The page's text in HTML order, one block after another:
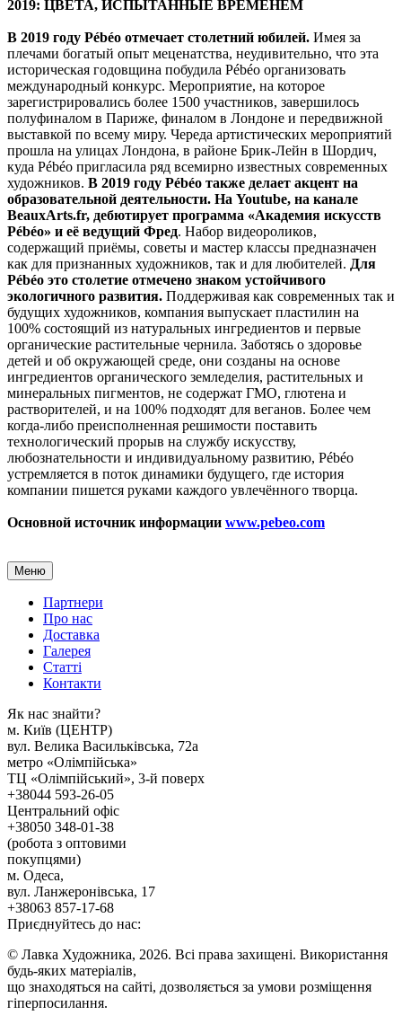
2019: ЦВЕТА, ИСПЫТАННЫЕ ВРЕМЕНЕМ
В 2019 году Pébéo отмечает столетний юбилей. Имея за
плечами богатый опыт меценатства, неудивительно, что эта
историческая годовщина побудила Pébéo организовать
международный конкурс. Мероприятие, на которое
зарегистрировались более 1500 участников, завершилось
полуфиналом в Париже, финалом в Лондоне и передвижной
выставкой по всему миру. Череда артистических мероприятий
прошла на улицах Лондона, в районе Брик-Лейн в Шордич,
куда Pébéo пригласила ряд всемирно известных современных
художников. В 2019 году Pébéo также делает акцент на
образовательной деятельности. На Youtube, на канале
BeauxArts.fr, дебютирует программа «Академия искусств
Pébéo» и её ведущий Фред. Набор видеороликов,
содержащий приёмы, советы и мастер классы предназначен
как для признанных художников, так и для любителей. Для
Pébéo это столетие отмечено знаком устойчивого
экологичного развития. Поддерживая как современных так и
будущих художников, компания выпускает пластилин на
100% состоящий из натуральных ингредиентов и первые
органические растительные чернила. Заботясь о здоровье
детей и об окружающей среде, они созданы на основе
ингредиентов органического земледелия, растительных и
минеральных пигментов, не содержат ГМО, глютена и
растворителей, и на 100% подходят для веганов. Более чем
когда-либо преисполненная решимости поставить
технологический прорыв на службу искусству,
любознательности и индивидуальному развитию, Pébéo
устремляется в поток динамики будущего, где история
компании пишется руками каждого увлечённого творца.
Основной источник информации www.pebeo.com
Меню
Партнери
Про нас
Доставка
Галерея
Статтi
Контакти
Як наc знайти?
м. Киïв (ЦЕНТР)
вул. Велика Васильківська, 72а
метро «Олімпійська»
ТЦ «Олімпійський», 3-й поверх
+38044 593-26-05
Центральний офіс
+38050 348-01-38
(робота з оптовими
покупцями)
м. Одеса,
вул. Ланжеронівська, 17
+38063 857-17-68
Приєднуйтесь до нас:
© Лавка Художника, 2026. Всі права захищені. Використання
будь-яких матеріалів,
що знаходяться на сайті, дозволяється за умови розміщення
гіперпосилання.